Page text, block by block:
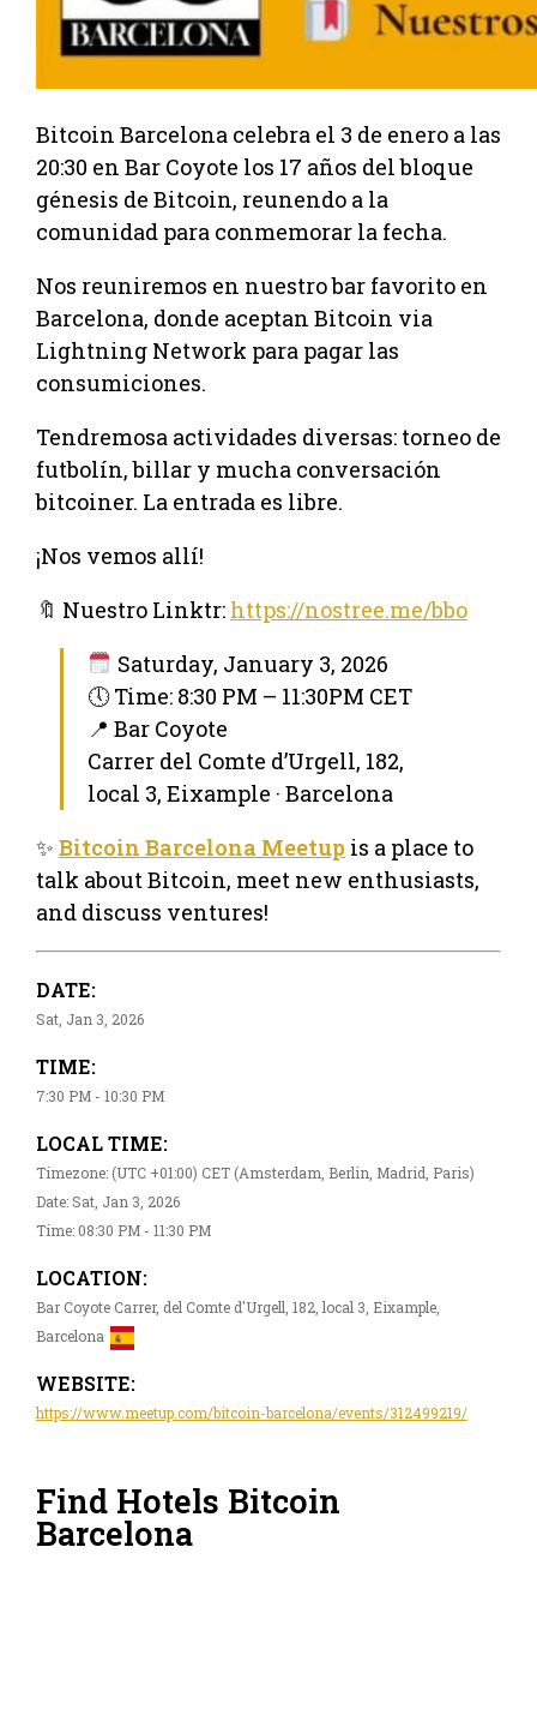
Bitcoin Barcelona celebra el 3 de enero a las
20:30 en Bar Coyote los 17 años del bloque
génesis de Bitcoin, reunendo a la
comunidad para conmemorar la fecha.
Nos reuniremos en nuestro bar favorito en
Barcelona, donde aceptan Bitcoin via
Lightning Network para pagar las
consumiciones.
Tendremosa actividades diversas: torneo de
futbolín, billar y mucha conversación
bitcoiner. La entrada es libre.
¡Nos vemos allí!
🔖 Nuestro Linktr: https://nostree.me/bbo
Saturday, January 3, 2026
🕔 Time: 8:30 PM – 11:30PM CET
📍 Bar Coyote
Carrer del Comte d’Urgell, 182,
local 3, Eixample · Barcelona
✨ Bitcoin Barcelona Meetup is a place to
talk about Bitcoin, meet new enthusiasts,
and discuss ventures!
DATE:
Sat, Jan 3, 2026
TIME:
7:30 PM - 10:30 PM
LOCAL TIME:
Timezone: (UTC +01:00) CET (Amsterdam, Berlin, Madrid, Paris)
Date: Sat, Jan 3, 2026
Time: 08:30 PM - 11:30 PM
LOCATION:
Bar Coyote Carrer, del Comte d'Urgell, 182, local 3, Eixample,
Barcelona
WEBSITE:
https://www.meetup.com/bitcoin-barcelona/events/312499219/
Find Hotels Bitcoin
Barcelona